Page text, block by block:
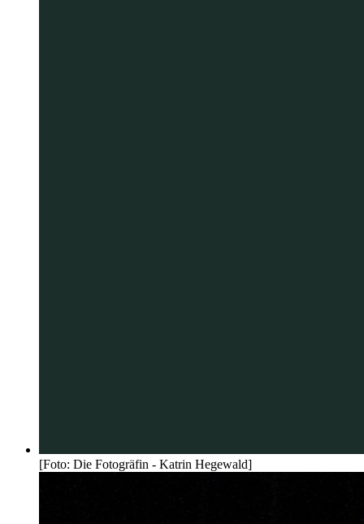
[Foto: Die Fotogräfin - Katrin Hegewald]